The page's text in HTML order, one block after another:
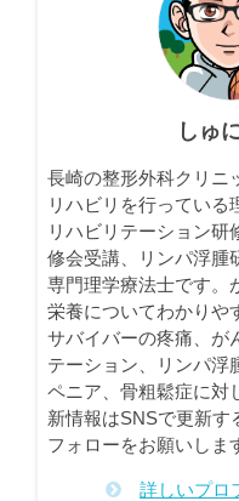
しゅ
長崎の整形外科クリニ
リハビリを行っている
リハビリテーション研
修会受講、リンパ浮腫
専門理学療法士です。
栄養についてわかりや
サバイバーの疼痛、が
テーション、リンパ浮
ペニア、骨粗鬆症に対
新情報はSNSで更新す
フォローをお願いしま
詳しいプロ